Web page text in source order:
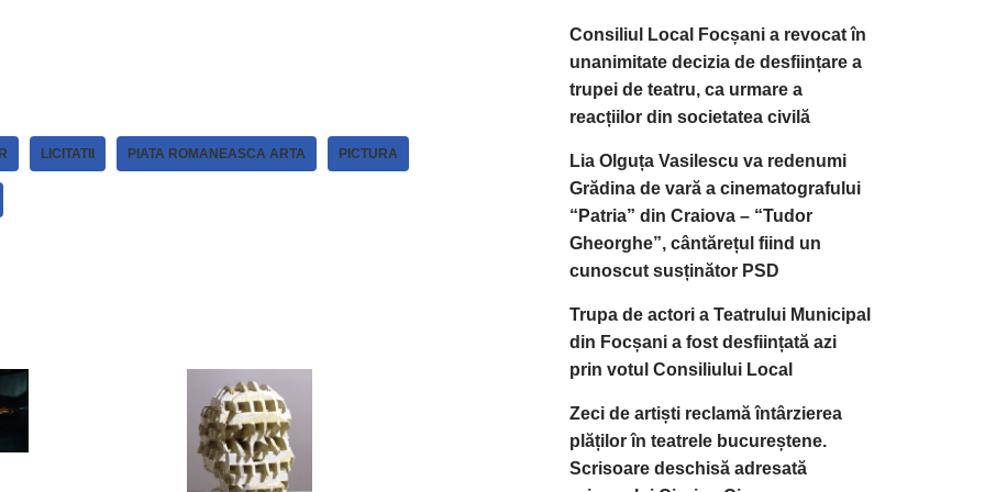
LICITATII PIATA ROMANEASCA ARTA PICTURA
Consiliul Local Focșani a revocat în
unanimitate decizia de desființare a
trupei de teatru, ca urmare a
reacțiilor din societatea civilă
Lia Olguța Vasilescu va redenumi
Grădina de vară a cinematografului
“Patria” din Craiova – “Tudor
Gheorghe”, cântărețul fiind un
cunoscut susținător PSD
Trupa de actori a Teatrului Municipal
din Focșani a fost desființată azi
prin votul Consiliului Local
Zeci de artiști reclamă întârzierea
plăților în teatrele bucureștene.
Scrisoare deschisă adresată